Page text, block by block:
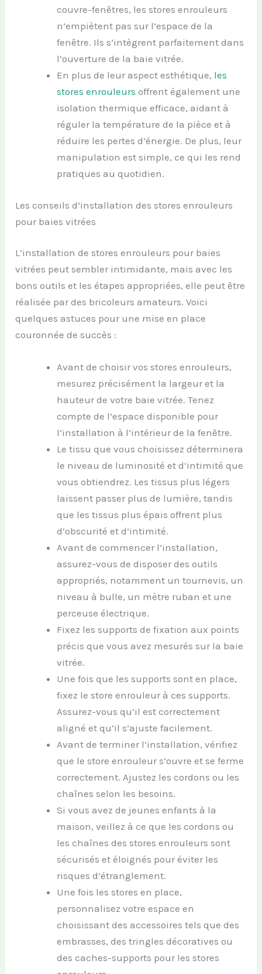
couvre-fenêtres, les stores enrouleurs
n’empiètent pas sur l’espace de la
fenêtre. Ils s’intègrent parfaitement dans
l’ouverture de la baie vitrée.
En plus de leur aspect esthétique, les
stores enrouleurs offrent également une
isolation thermique efficace, aidant à
réguler la température de la pièce et à
réduire les pertes d’énergie. De plus, leur
manipulation est simple, ce qui les rend
pratiques au quotidien.
Les conseils d’installation des stores enrouleurs
pour baies vitrées
L’installation de stores enrouleurs pour baies
vitrées peut sembler intimidante, mais avec les
bons outils et les étapes appropriées, elle peut être
réalisée par des bricoleurs amateurs. Voici
quelques astuces pour une mise en place
couronnée de succès :
Avant de choisir vos stores enrouleurs,
mesurez précisément la largeur et la
hauteur de votre baie vitrée. Tenez
compte de l’espace disponible pour
l’installation à l’intérieur de la fenêtre.
Le tissu que vous choisissez déterminera
le niveau de luminosité et d’intimité que
vous obtiendrez. Les tissus plus légers
laissent passer plus de lumière, tandis
que les tissus plus épais offrent plus
d’obscurité et d’intimité.
Avant de commencer l’installation,
assurez-vous de disposer des outils
appropriés, notamment un tournevis, un
niveau à bulle, un mètre ruban et une
perceuse électrique.
Fixez les supports de fixation aux points
précis que vous avez mesurés sur la baie
vitrée.
Une fois que les supports sont en place,
fixez le store enrouleur à ces supports.
Assurez-vous qu’il est correctement
aligné et qu’il s’ajuste facilement.
Avant de terminer l’installation, vérifiez
que le store enrouleur s’ouvre et se ferme
correctement. Ajustez les cordons ou les
chaînes selon les besoins.
Si vous avez de jeunes enfants à la
maison, veillez à ce que les cordons ou
les chaînes des stores enrouleurs sont
sécurisés et éloignés pour éviter les
risques d’étranglement.
Une fois les stores en place,
personnalisez votre espace en
choisissant des accessoires tels que des
embrasses, des tringles décoratives ou
des caches-supports pour les stores